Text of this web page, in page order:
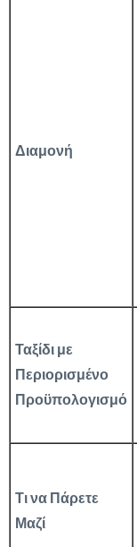
Διαμονή
Ταξίδι με
Περιορισμένο
Προϋπολογισμό
Τι να Πάρετε
Μαζί